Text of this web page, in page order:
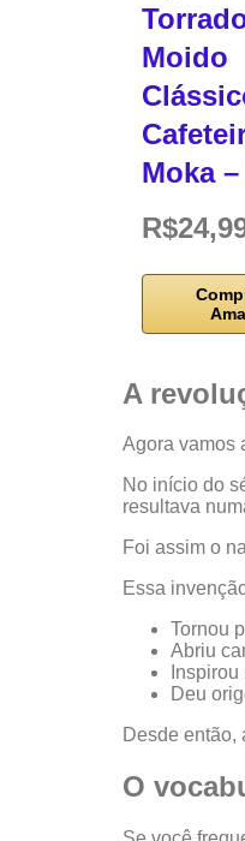
Moido
Moka –
A
Agora vamos
No início do
resultava
Foi assim o
Essa
Tornou
Abriu
Deu
Desde então,
O